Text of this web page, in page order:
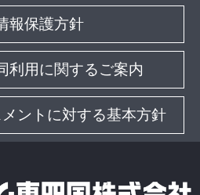
報保護方針
利用に関するご案内
ントに対する基本方針